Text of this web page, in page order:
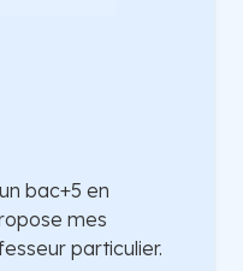
bac+5 en
mes
particulier.